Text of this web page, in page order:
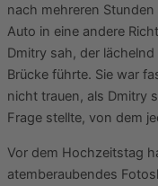
nach mehreren
Auto in eine andere
Dmitry sah, der
Brücke führte. Sie war
nicht trauen, als Dmitry
Frage stellte, von dem
Vor dem Hochzeitstag
atemberaubendes